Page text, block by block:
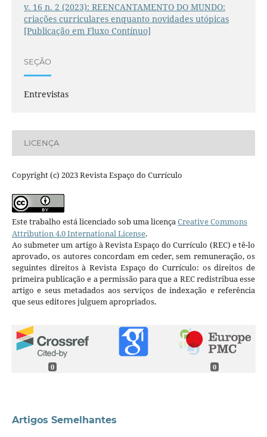
v. 16 n. 2 (2023): REENCANTAMENTO DO MUNDO:
criações curriculares enquanto novidades utópicas
[Publicação em Fluxo Contínuo]
SEÇÃO
Entrevistas
LICENÇA
Copyright (c) 2023 Revista Espaço do Currículo
Este trabalho está licenciado sob uma licençaCreative Commons
Attribution 4.0 International License.
Ao submeter um artigo à Revista Espaço do Currículo (REC) e tê-lo
aprovado, os autores concordam em ceder, sem remuneração, os
seguintes direitos à Revista Espaço do Currículo: os direitos de
primeira publicação e a permissão para que a REC redistribua esse
artigo e seus metadados aos serviços de indexação e referência
que seus editores julguem apropriados.
0 0
Artigos Semelhantes